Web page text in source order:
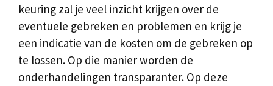
keuring zal je veel inzicht krijgen over de
eventuele gebreken en problemen en krijg je
een indicatie van de kosten om de gebreken op
te lossen. Op die manier worden de
onderhandelingen transparanter. Op deze